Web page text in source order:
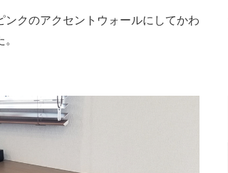
ンクのアクセントウォールにしてかわ